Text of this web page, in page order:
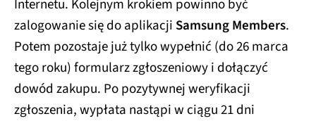
Internetu. Kolejnym krokiem powinno być
zalogowanie się do aplikacji Samsung Members.
Potem pozostaje już tylko wypełnić (do 26 marca
tego roku) formularz zgłoszeniowy i dołączyć
dowód zakupu. Po pozytywnej weryfikacji
zgłoszenia, wypłata nastąpi w ciągu 21 dni